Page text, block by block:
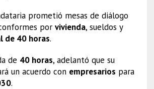
prometió mesas de diálogo
por vivienda, sueldos y
de 40 horas.
de 40 horas, adelantó que su
un acuerdo con empresarios para
.